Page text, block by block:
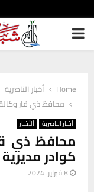
PRIMARY
Home
أخبار الناصرية
محافظ ذي قار وكالة
أخبار الناصرية ألأخبار
محافظ ذي
كوادر
8 فبراير، 2024